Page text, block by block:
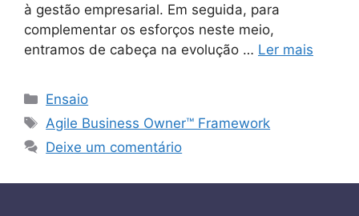
à gestão empresarial. Em seguida, para
complementar os esforços neste meio,
entramos de cabeça na evolução … Ler mais
Ensaio
Agile Business Owner™ Framework
Deixe um comentário